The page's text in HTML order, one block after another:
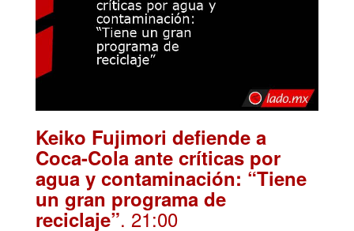
Keiko Fujimori defiende a
Coca-Cola ante críticas por
agua y contaminación: “Tiene
un gran programa de
reciclaje”. 21:00